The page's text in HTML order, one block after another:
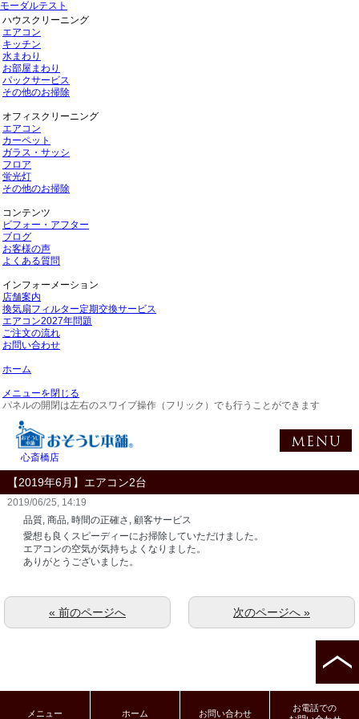
モーダルテスト
ハウスクリーニング
エアコン
キッチン
水まわり
お部屋まわり
パックサービス
その他のお掃除
オフィスクリーニング
エアコン
カーペット
ガラス・サッシ
フロア
蛍光灯
その他のお掃除
コンテンツ
ビフォー・アフター
ブログ
お客様の声
よくある質問
インフォーメーション
店舗案内
換気扇フィルター定期交換サービス
エアコン2027年問題
ご注文の流れ
お問い合わせ
ホーム
メニューを閉じる
パネルの開閉は左右のスワイプ操作（フリック）でも行うことができます
心斎橋店
【2019年6月】エアコン2台
2019/06/25, 14:19
品質, 商品, 時間の正確さ, 顧客サービス
愛想も良くスピーディーにお掃除していただけました。
エアコンの空気が気持ちよくなりました。
ありがとうございました。
次のページへ »
« 前のページへ
メニュー ホーム お問い合わせ
お電話での